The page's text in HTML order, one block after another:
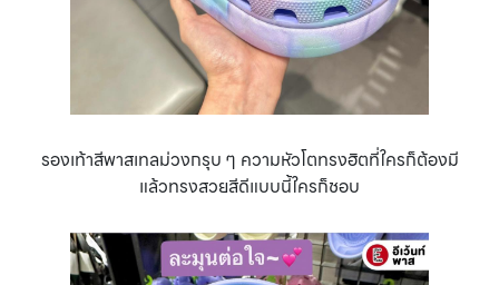
รองเท้าสีพาสเทลม่วงกรุบ ๆ ความหัวโตทรงฮิตที่ใครก็ต้องมี
แล้วทรงสวยสีดีแบบนี้ใครก็ชอบ